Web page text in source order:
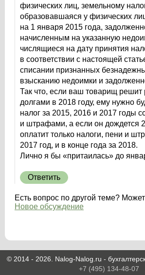
физических лиц, земельному
образовавшаяся у физических
на 1 января 2015 года,
начисленным на указанную
числящиеся на дату принятия
в соответствии с настоящей
списании признанных
взысканию недоимки и
Так что, если ваш товарищ решит
долгами в 2018 году, ему нужно
налог за 2015, 2016 и 2017 годы
и штрафами, а если он дождется
оплатит только налоги, пени и
2017 год, и в конце года за 2018.
Лично я бы «притаилась» до
Ответить
Есть вопрос по другой теме?
Новое обсуждение
© 2014 - 2026. Nalog-Nalog.ru -
+7 (495) 134-48-07